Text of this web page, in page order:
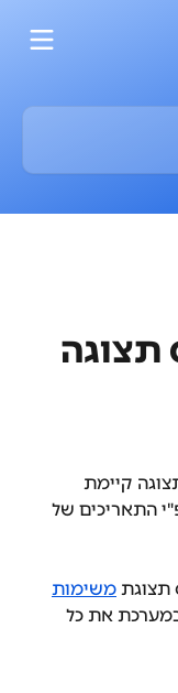
תצוגה
קיימת
התאריכים של
תצוגת משימות
במערכת את כל